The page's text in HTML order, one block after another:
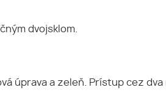
dvojsklom.
úprava a zeleň. Prístup cez